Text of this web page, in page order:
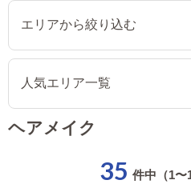
エリアから絞り込む
人気エリア一覧
ヘアメイク
35 件中（1〜